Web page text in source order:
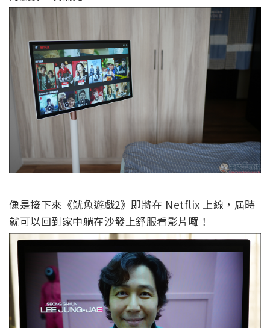
像是接下來《魷魚遊戲2》即將在 Netflix 上線，屆時
就可以回到家中躺在沙發上舒服看影片囉！